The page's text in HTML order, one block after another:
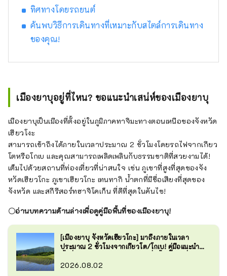
ตอนเหนืออันกว้างใหญ่แห่งนี้ได้หลายครั้งและ
เพลิดเพลินกับการเดินทางด้วยรถไฟ
ทิศทางโดยรถยนต์
ค้นพบวิธีการเดินทางที่เหมาะกับสไตล์การเดินทาง
ของคุณ!
เมืองยาบุอยู่ที่ไหน? ขอแนะนำเสน่ห์ของเมืองยาบุ
เมืองยาบุเป็นเมืองที่ตั้งอยู่ในภูมิภาคทาจิมะทางตอนเหนือของจังหวัด
เฮียวโงะ
สามารถเข้าถึงได้ภายในเวลาประมาณ 2 ชั่วโมงโดยรถไฟจากเกียว
โตหรือโกเบ และคุณสามารถเพลิดเพลินกับธรรมชาติที่สวยงามได้!
เต็มไปด้วยสถานที่ท่องเที่ยวที่น่าสนใจ เช่น ภูเขาที่สูงที่สุดของจัง
หวัดเฮียวโกะ ภูเขาเฮียวโกะ เทนทากิ น้ำตกที่มีชื่อเสียงที่สุดของ
จังหวัด และสกีรีสอร์ทฮาจิโคเก็น ที่ดีที่สุดในคันไซ!
〇อ่านบทความด้านล่างเพื่อดูคู่มือพื้นที่ของเมืองยาบุ!
[เมืองยาบุ จังหวัดเฮียวโกะ] มาถึงภายในเวลา
ประมาณ 2 ชั่วโมงจากเกียวโต/โกเบ! คู่มือแนะนำ
ธรรมชาติที่สวยงาม
2026.08.02